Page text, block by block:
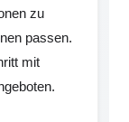
zu
passen.
mit